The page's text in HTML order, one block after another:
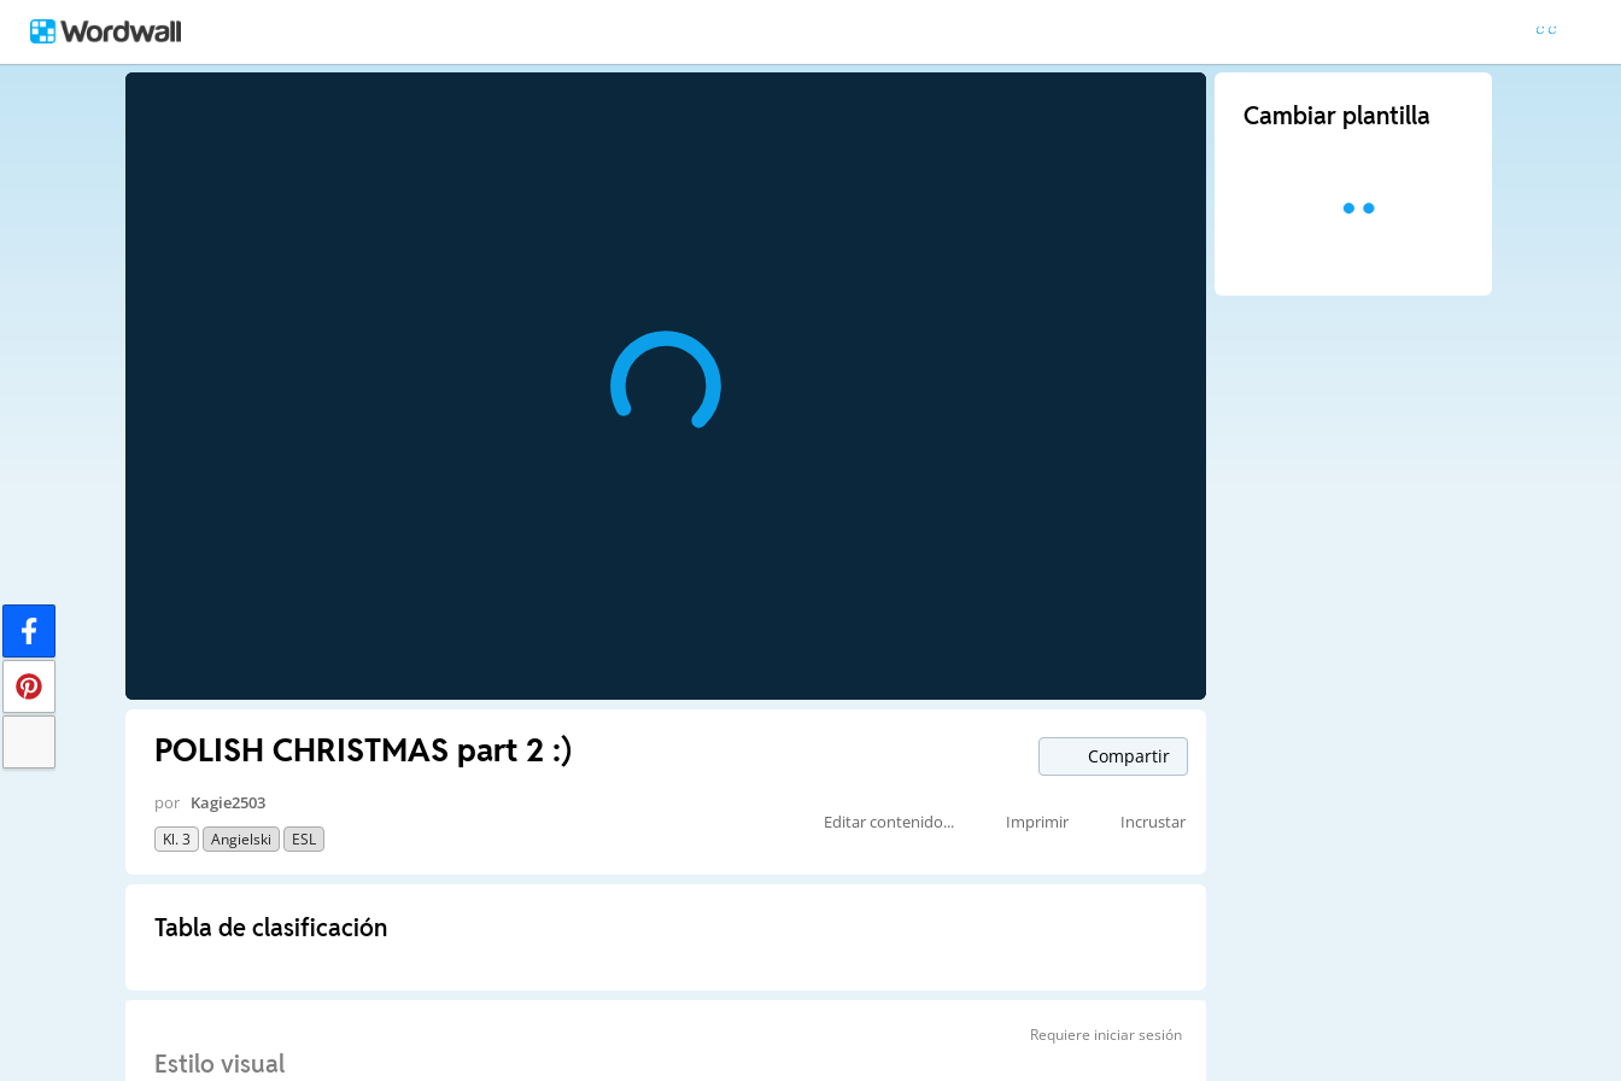
POLISH CHRISTMAS part 2 :) Compartir
por Kagie2503
Kl. 3 Angielski ESL
Editar contenido... Imprimir Incrustar
Tabla de clasificación
Requiere iniciar sesión
Estilo visual
Cambiar plantilla